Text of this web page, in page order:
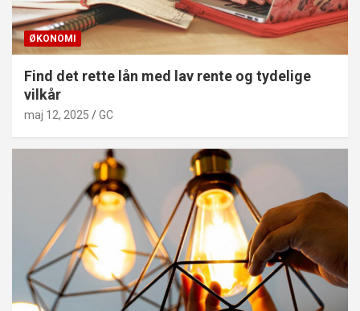
ØKONOMI
Find det rette lån med lav rente og tydelige
vilkår
maj 12, 2025 GC